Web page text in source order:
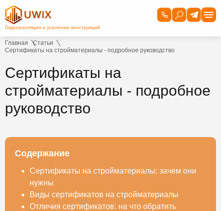
Главная
Статьи
Сертификаты на стройматериалы - подробное руководство
Сертификаты на
стройматериалы - подробное
руководство
Содержание
Сертификаты на стройматериалы: зачем они
нужны
Виды сертификатов на стройматериалы
Отличия сертификатов: на что обратить